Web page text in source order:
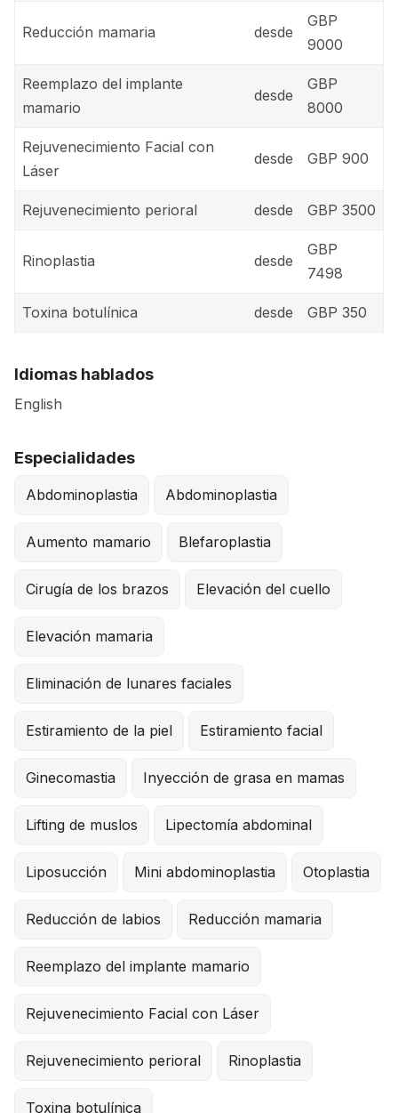
Reducción mamaria desde
GBP
9000
Reemplazo del implante
mamario
desde
GBP
8000
Rejuvenecimiento Facial con
Láser
desde GBP 900
Rejuvenecimiento perioral desde GBP 3500
Rinoplastia desde
GBP
7498
Toxina botulínica desde GBP 350
Idiomas hablados
English
Especialidades
Abdominoplastia Abdominoplastia
Aumento mamario Blefaroplastia
Cirugía de los brazos Elevación del cuello
Elevación mamaria
Eliminación de lunares faciales
Estiramiento de la piel Estiramiento facial
Ginecomastia Inyección de grasa en mamas
Lifting de muslos Lipectomía abdominal
Liposucción Mini abdominoplastia Otoplastia
Reducción de labios Reducción mamaria
Reemplazo del implante mamario
Rejuvenecimiento Facial con Láser
Rejuvenecimiento perioral Rinoplastia
Toxina botulínica